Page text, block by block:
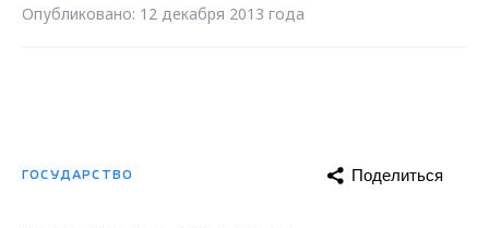
Опубликовано: 12 декабря 2013 года
ГОСУДАРСТВО Поделиться